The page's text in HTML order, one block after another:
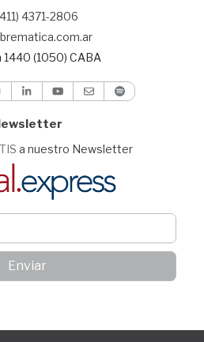
4371-2806
1440 (1050) CABA
a nuestro Newsletter